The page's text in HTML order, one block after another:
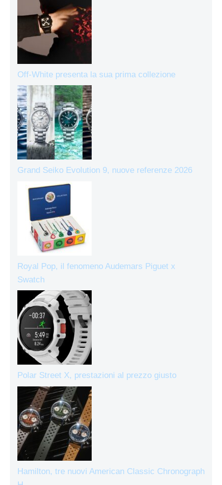
Off-White presenta la sua prima collezione
Grand Seiko Evolution 9, nuove referenze 2026
Royal Pop, il fenomeno Audemars Piguet x
Swatch
Polar Street X, prestazioni al prezzo giusto
Hamilton, tre nuovi American Classic Chronograph